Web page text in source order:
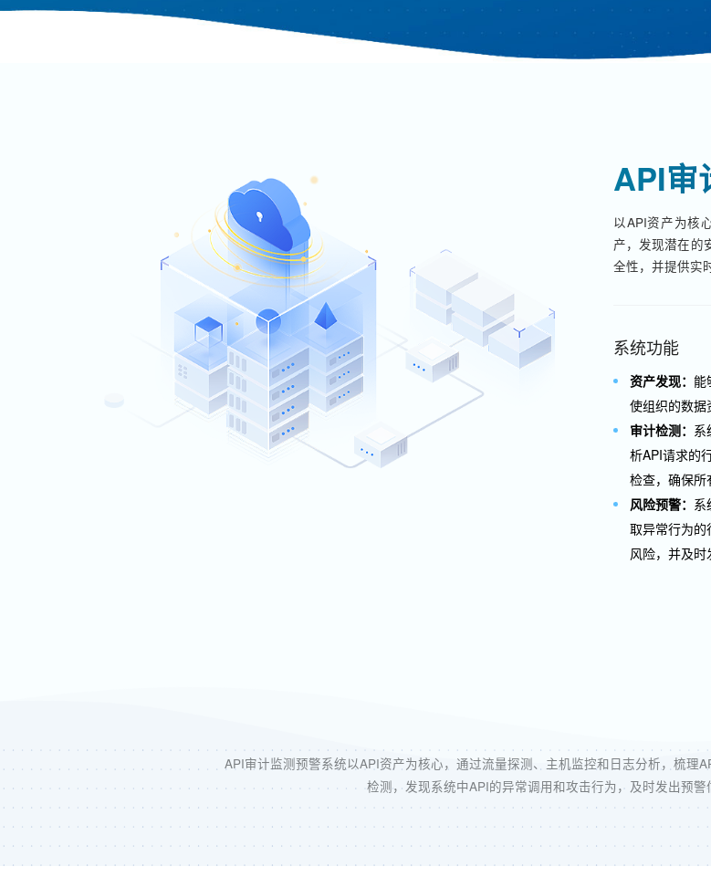
API审
以API资产为核
产，发现潜在的
全性，并提供实
系统功能
资产发现： 能
使组织的数据
审计检测： 系
析API请求的
检查，确保所
风险预警： 系
取异常行为
风险，并及时
API审计监测预警系统以API资产为核心，通过流量探测、主机监控和日志分析，梳理
检测，发现系统中API的异常调用和攻击行为，及时发出预警